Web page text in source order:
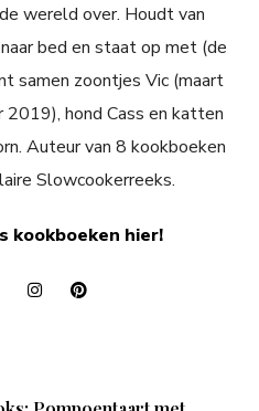
wereld over. Houdt van
bed en staat op met (de
samen zoontjes Vic (maart
hond Cass en katten
Auteur van 8 kookboeken
Slowcookerreeks.
kookboeken hier!